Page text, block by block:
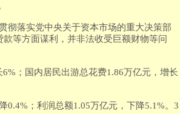
彻落实党中央关于资本市场的重大决策部
等方面谋利，并非法收受巨额财物等问
；国内居民出游总花费1.86万亿元，增长
0.4%；利润总额1.05万亿元，下降5.1%。3